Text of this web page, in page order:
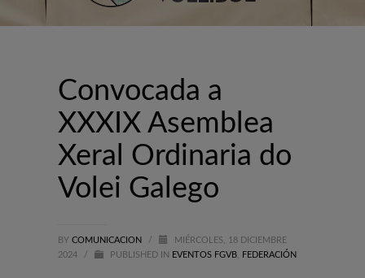
Convocada a
XXXIX Asemblea
Xeral Ordinaria do
Volei Galego
BY COMUNICACION /
MIÉRCOLES, 18 DICIEMBRE
2024
/ PUBLISHED IN EVENTOS FGVB FEDERACIÓN